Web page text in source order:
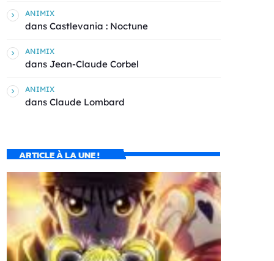
ANIMIX
dans Castlevania : Noctune
ANIMIX
dans Jean-Claude Corbel
ANIMIX
dans Claude Lombard
ARTICLE À LA UNE !